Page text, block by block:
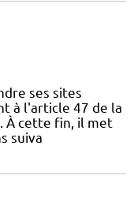
ses sites
à l'article 47 de la
À cette fin, il met
suiva